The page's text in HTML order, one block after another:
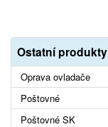
Ostatní produkty
Oprava ovladače
Poštovné
Poštovné SK